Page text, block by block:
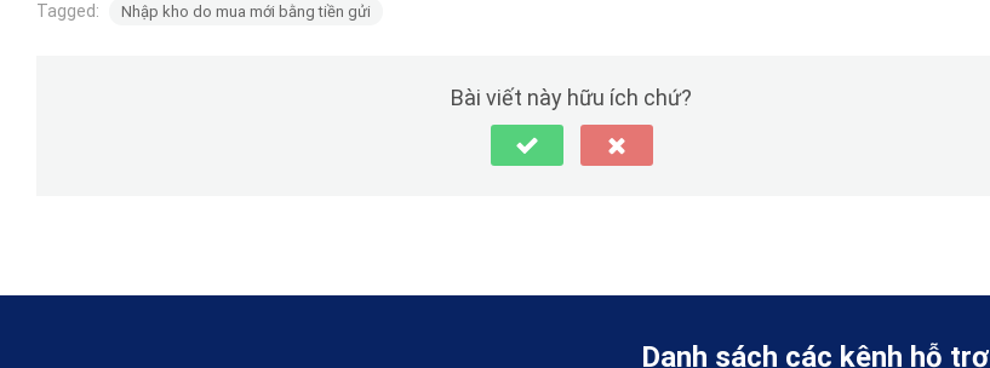
Tagged: Nhập kho do mua mới bằng tiền gửi
Bài viết này hữu ích chứ?
Danh sách các kênh hỗ trợ